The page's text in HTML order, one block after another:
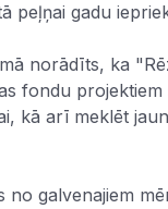
peļņai gadu
norādīts, ka
fondu projektiem
kā arī meklēt
galvenajiem